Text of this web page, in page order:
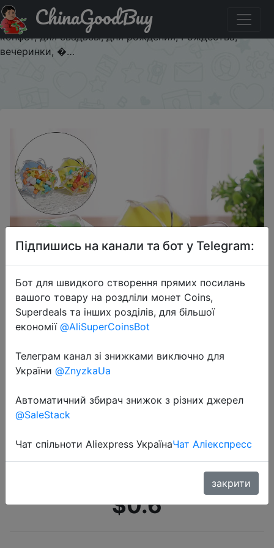
Придбати по знижці Мини пластиковая коробка для
конфет в форме зонтика, разноцветная коробка для
конфет, для свадьбы, дня рождения, Рождества,
вечеринки, �…
ChinaGoodBuy
2022-05-25
конфет в форме зонтика,
разноцветная коробка для конфет,
для свадьбы, дня рождения,
Рождества, вечеринки, �…
$0.6
Підпишись на канали та бот у Telegram:
Бот для швидкого створення прямих посилань
вашого товару на роздліли монет Coins,
Superdeals та інших розділів, для більшої
економії @AliSuperCoinsBot
Телеграм канал зі знижками виключно для
України @ZnyzkaUa
Автоматичний збирач знижок з різних джерел
@SaleStack
Чат спільноти Aliexpress УкраїнаЧат Аліекспресс
закрити